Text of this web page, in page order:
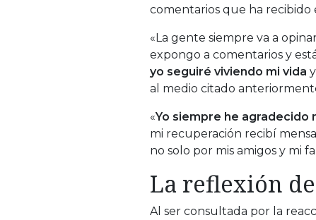
comentarios que ha recibido
«La gente siempre va a
expongo a comentarios y
yo seguiré viviendo mi vida
al medio citado
«Yo siempre he agradecido
mi recuperación recibí
no solo por mis amigos y mi
La reflexión
Al ser consultada por la